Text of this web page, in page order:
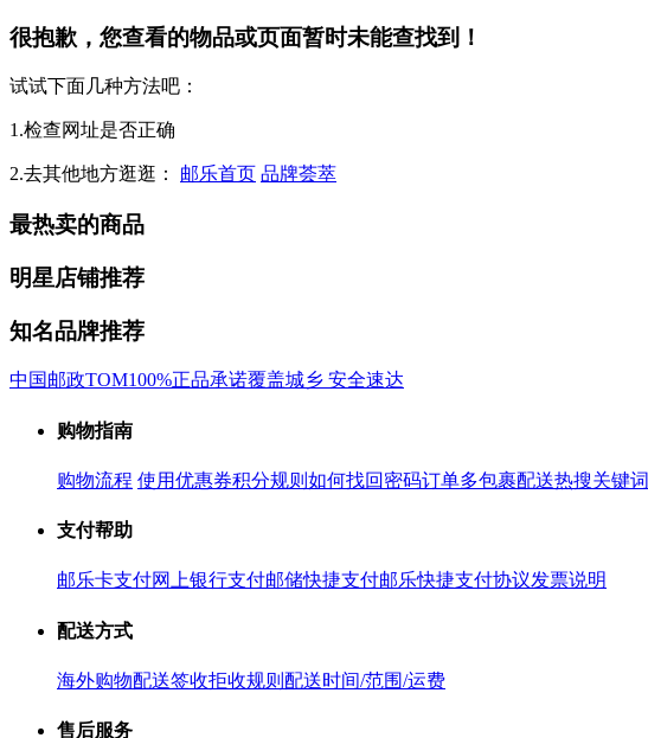
很抱歉，您查看的物品或页面暂时未能查找到！
试试下面几种方法吧：
1.检查网址是否正确
2.去其他地方逛逛： 邮乐首页 品牌荟萃
最热卖的商品
明星店铺推荐
知名品牌推荐
中国邮政TOM100%正品承诺覆盖城乡 安全速达
购物指南
购物流程 使用优惠券积分规则 如何找回密码订单多包裹配送热搜关键词
支付帮助
邮乐卡支付网上银行支付邮储快捷支付邮乐快捷支付协议发票说明
配送方式
海外购物配送签收拒收规则 配送时间/范围/运费
售后服务